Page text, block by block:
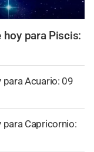
para Piscis:
Acuario: 09
Capricornio: